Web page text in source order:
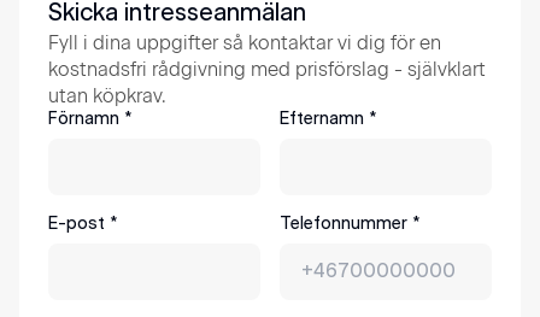
Skicka intresseanmälan
Fyll i dina uppgifter så kontaktar vi dig för en
kostnadsfri rådgivning med prisförslag - självklart
utan köpkrav.
Förnamn * Efternamn *
E-post * Telefonnummer *